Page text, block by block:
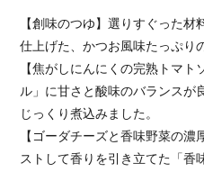
【創味のつゆ】選りすぐった
仕上げた、かつお風味たっぷり
【焦がしにんにくの完熟トマ
ル」に甘さと酸味のバランスが
じっくり煮込みました。
【ゴーダチーズと香味野菜の
ストして香りを引き立てた「香